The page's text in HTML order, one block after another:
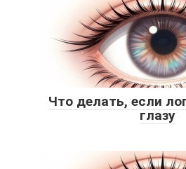
Что делать, если
глазу